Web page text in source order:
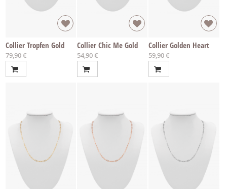
Collier Tropfen Gold
79,90 €
Collier Chic Me Gold
54,90 €
Collier Golden Heart
59,90 €